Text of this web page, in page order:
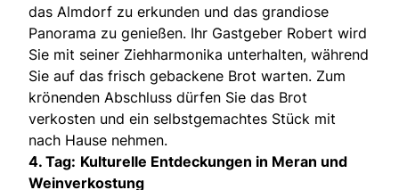
das Almdorf zu erkunden und das grandiose
Panorama zu genießen. Ihr Gastgeber Robert wird
Sie mit seiner Ziehharmonika unterhalten, während
Sie auf das frisch gebackene Brot warten. Zum
krönenden Abschluss dürfen Sie das Brot
verkosten und ein selbstgemachtes Stück mit
nach Hause nehmen.
4. Tag: Kulturelle Entdeckungen in Meran und
Weinverkostung